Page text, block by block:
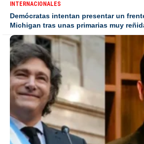
INTERNACIONALES
Demócratas intentan presentar un
Michigan tras unas primarias muy